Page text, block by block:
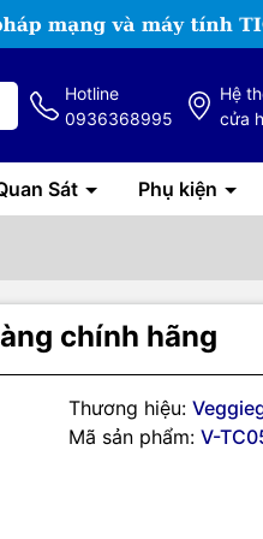
Hotline
0936368995
Hệ
cửa
Sát Phụ kiện
chính hãng
Thương hiệu:
Mã sản phẩm: V-